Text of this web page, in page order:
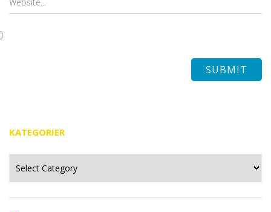
KATEGORIER